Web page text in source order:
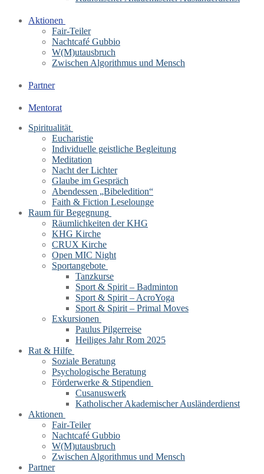
Aktionen
Fair-Teiler
Nachtcafé Gubbio
W(M)utausbruch
Zwischen Algorithmus und Mensch
Partner
Mentorat
Spiritualität
Eucharistie
Individuelle geistliche Begleitung
Meditation
Nacht der Lichter
Glaube im Gespräch
Abendessen „Bibeledition“
Faith & Fiction Leselounge
Raum für Begegnung
Räumlichkeiten der KHG
KHG Kirche
CRUX Kirche
Open MIC Night
Sportangebote
Tanzkurse
Sport & Spirit – Badminton
Sport & Spirit – AcroYoga
Sport & Spirit – Primal Moves
Exkursionen
Paulus Pilgerreise
Heiliges Jahr Rom 2025
Rat & Hilfe
Soziale Beratung
Psychologische Beratung
Förderwerke & Stipendien
Cusanuswerk
Katholischer Akademischer Ausländerdienst
Aktionen
Fair-Teiler
Nachtcafé Gubbio
W(M)utausbruch
Zwischen Algorithmus und Mensch
Partner